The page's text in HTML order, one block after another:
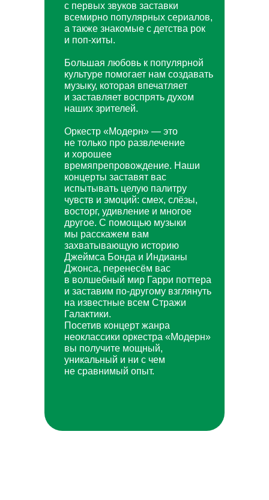
с первых звуков заставки
всемирно популярных сериалов,
а также знакомые с детства рок
и поп-хиты.
Большая любовь к популярной
культуре помогает нам создавать
музыку, которая впечатляет
и заставляет воспрять духом
наших зрителей.
Оркестр «Модерн» — это
не только про развлечение
и хорошее
времяпрепровождение. Наши
концерты заставят вас
испытывать целую палитру
чувств и эмоций: смех, слёзы,
восторг, удивление и многое
другое. С помощью музыки
мы расскажем вам
захватывающую историю
Джеймса Бонда и Индианы
Джонса, перенесём вас
в волшебный мир Гарри поттера
и заставим по-другому взглянуть
на известные всем Стражи
Галактики.
Посетив концерт жанра
неоклассики оркестра «Модерн»
вы получите мощный,
уникальный и ни с чем
не сравнимый опыт.